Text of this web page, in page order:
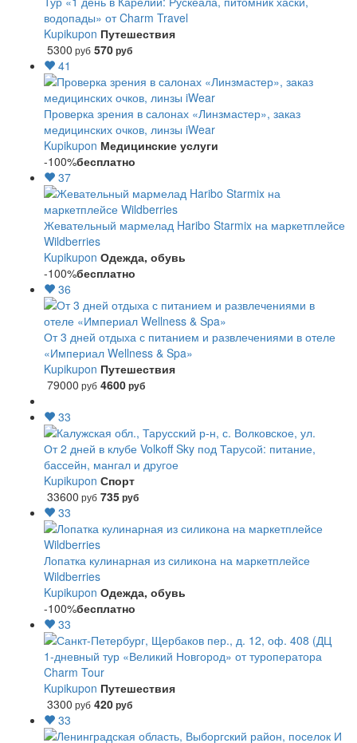
водопады» от Charm Travel
Kupikupon Путешествия
5300 руб 570руб
41
Проверка зрения в салонах «Линзмастер», заказ
медицинских очков, линзы iWear
Kupikupon Медицинские услуги
-100%бесплатно
37
Жевательный мармелад Haribo Starmix на маркетплейсе
Wildberries
Kupikupon Одежда, обувь
-100%бесплатно
36
От 3 дней отдыха с питанием и развлечениями в отеле
«Империал Wellness & Spa»
Kupikupon Путешествия
79000 руб 4600руб
33
От 2 дней в клубе Volkoff Sky под Тарусой: питание,
бассейн, мангал и другое
Kupikupon Спорт
33600 руб 735руб
33
Лопатка кулинарная из силикона на маркетплейсе
Wildberries
Kupikupon Одежда, обувь
-100%бесплатно
33
1-дневный тур «Великий Новгород» от туроператора
Charm Tour
Kupikupon Путешествия
3300 руб 420руб
33